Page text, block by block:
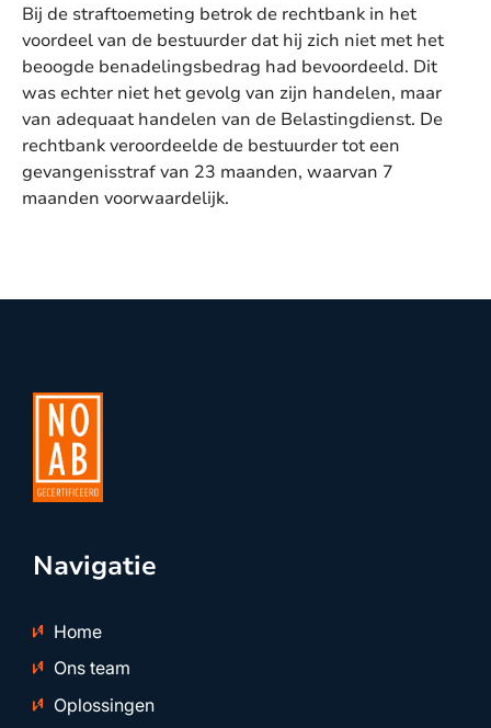
Bij de straftoemeting betrok de rechtbank in het
voordeel van de bestuurder dat hij zich niet met het
beoogde benadelingsbedrag had bevoordeeld. Dit
was echter niet het gevolg van zijn handelen, maar
van adequaat handelen van de Belastingdienst. De
rechtbank veroordeelde de bestuurder tot een
gevangenisstraf van 23 maanden, waarvan 7
maanden voorwaardelijk.
Navigatie
Home
Ons team
Oplossingen